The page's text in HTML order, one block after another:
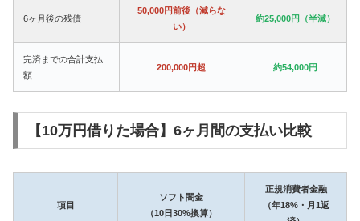
6ヶ月後の残債
50,000円前後（減らな
い）
約25,000円（半減）
完済までの合計支払
額
200,000円超 約54,000円
【10万円借りた場合】6ヶ月間の支払い比較
項目
ソフト闇金
（10日30%換算）
正規消費者金融
（年18%・月1返